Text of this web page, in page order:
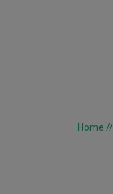
Home //